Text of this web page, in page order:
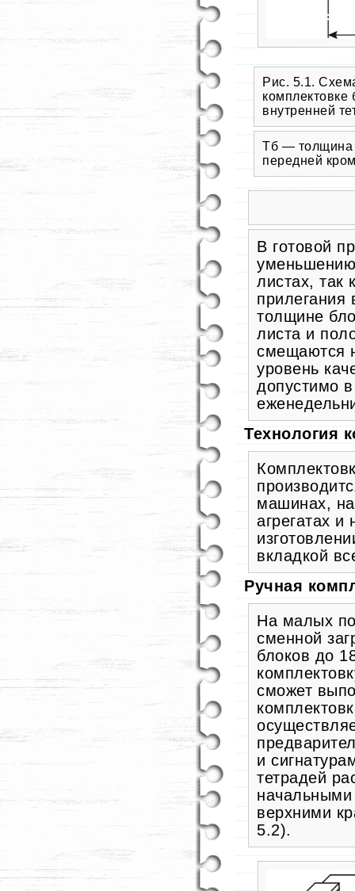
Рис. 5.1.
внутренней
Тб — толщина
передней
В готовой
листах, так
прилегания
толщине
листа и
смещаются
уровень
допустимо
Технология
машинах,
агрегатах
вкладкой
Ручная
На малых
сменной
блоков до
сможет
и
тетрадей
начальными
верхними
5.2).